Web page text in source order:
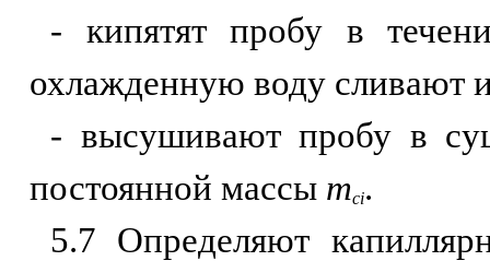
- кипятят пробу в
охлажденную воду сливают
- высушивают пробу в
постоянной массы тсi.
5.7 Определяют